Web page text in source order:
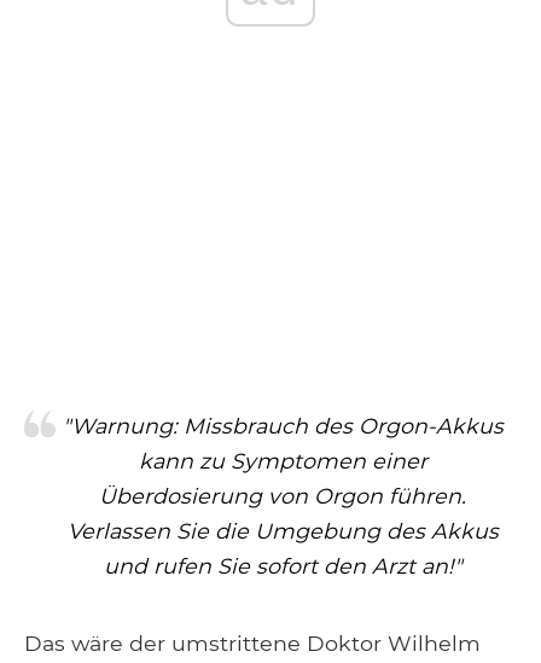
"Warnung: Missbrauch des Orgon-Akkus
kann zu Symptomen einer
Überdosierung von Orgon führen.
Verlassen Sie die Umgebung des Akkus
und rufen Sie sofort den Arzt an!"
Das wäre der umstrittene Doktor Wilhelm